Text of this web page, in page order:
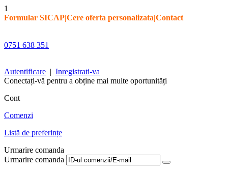
1
Formular SICAP|Cere oferta personalizata|Contact
0751 638 351
Autentificare | Inregistrati-va
Conectați-vă pentru a obține mai multe oportunități
Cont
Comenzi
Listă de preferințe
Urmarire comanda
Urmarire comanda